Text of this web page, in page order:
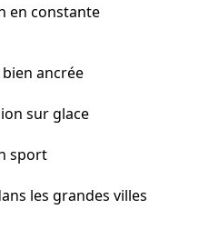
en constante
ancrée
sur glace
sport
les grandes villes